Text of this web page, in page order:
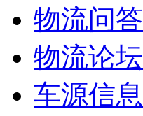
物流问答
物流论坛
车源信息